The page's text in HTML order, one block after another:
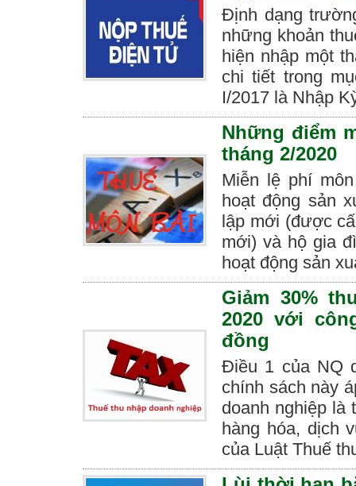
Định dạng
những khoản
hiện nhập một
chi tiết trong
I/2017 là Nhập
Những điểm
tháng 2/2020
Miễn lệ phí
hoạt động sản
lập mới (được
mới) và hộ gia
hoạt động sản
Giảm 30%
2020 với
đồng
Điều 1 của NQ
chính sách này
doanh nghiệp là
hàng hóa, dịch
của Luật Thuế